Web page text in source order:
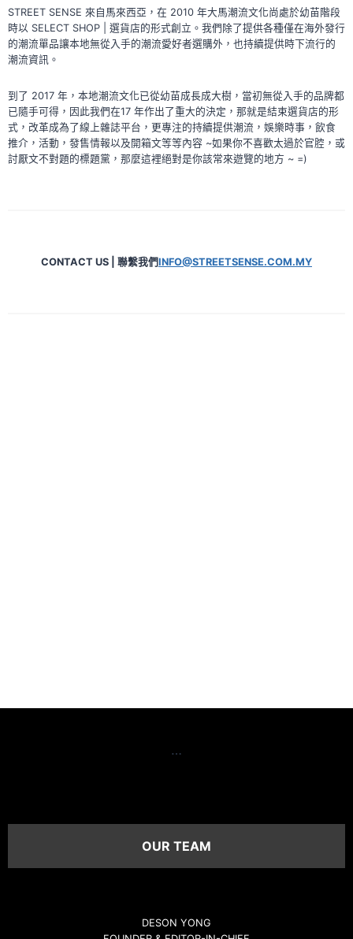
STREET SENSE 來自馬來西亞，在 2010 年大馬潮流文化尚處於幼苗階段
時以 SELECT SHOP | 選貨店的形式創立。我們除了提供各種僅在海外發行
的潮流單品讓本地無從入手的潮流愛好者選購外，也持續提供時下流行的
潮流資訊。
到了 2017 年，本地潮流文化已從幼苗成長成大樹，當初無從入手的品牌都
已隨手可得，因此我們在17 年作出了重大的決定，那就是結束選貨店的形
式，改革成為了線上雜誌平台，更專注的持續提供潮流，娛樂時事，飲食
推介，活動，發售情報以及開箱文等等內容 ~如果你不喜歡太過於官腔，或
討厭文不對題的標題黨，那麼這裡絕對是你該常來遊覽的地方 ~ =)
CONTACT US | 聯繫我們INFO@STREETSENSE.COM.MY
…
OUR TEAM
DESON YONG